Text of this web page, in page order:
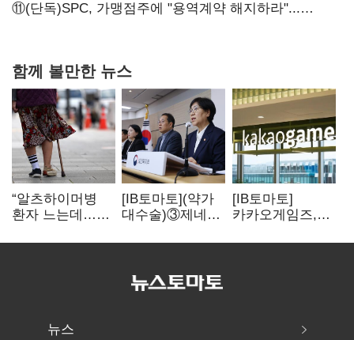
이면은 고객 편중
⑪(단독)SPC, 가맹점주에 "용역계약 해지하라"...
함께 볼만한 뉴스
“알츠하이머병
환자 느는데…
시급”
[IB토마토](약가
대수술)③제네릭
'뚝'…등재전략
[IB토마토]
카카오게임즈,
80억 지원…웹3
뉴스